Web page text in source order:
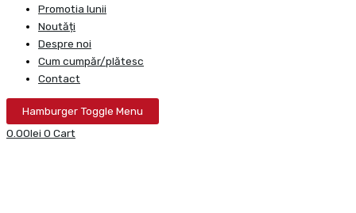
Promotia lunii
Noutăți
Despre noi
Cum cumpăr/plătesc
Contact
Hamburger Toggle Menu
0.00lei 0 Cart